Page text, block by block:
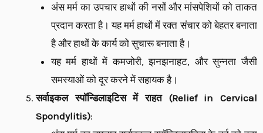
अंस मर्म का उपचार हाथों की नसों और मांसपेशियों को ताकत
प्रदान करता है। यह मर्म हाथों में रक्त संचार को बेहतर बनाता
है और हाथों के कार्य को सुचारू बनाता है।
यह मर्म हाथों में कमजोरी, झनझनाहट, और सुन्नता जैसी
समस्याओं को दूर करने में सहायक है।
सर्वाइकल स्पॉन्डिलाइटिस में राहत (Relief in Cervical
Spondylitis):